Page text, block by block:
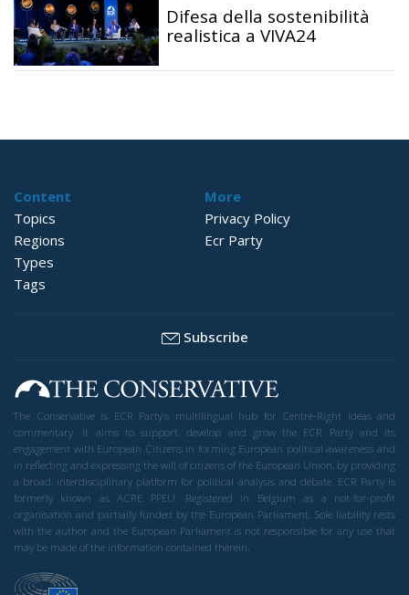
Difesa della sostenibilità
realistica a VIVA24
Content
Topics
Regions
Types
Tags
More
Privacy Policy
Ecr Party
Subscribe
The Conservative is ECR Party’s multilingual hub for Centre-Right ideas and
commentary. It aims to support, develop and grow the ECR Party and its
engagement with European Citizens in forming European political awareness and
in reflecting and expressing the will of citizens of the European Union, by providing
a broad, interdisciplinary platform for political analysis and debate. ECR Party is
formerly known as ACRE PPEU. Registered in Belgium as a not-for-profit
organisation and partially funded by the European Parliament. Sole liability rests
with the author and the European Parliament is not responsible for any use that
may be made of the information contained therein.